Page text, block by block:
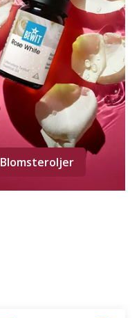
Blomsteroljer